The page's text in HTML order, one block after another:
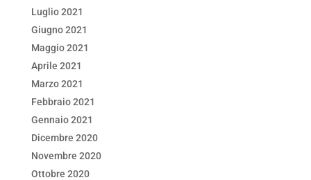
Luglio 2021
Giugno 2021
Maggio 2021
Aprile 2021
Marzo 2021
Febbraio 2021
Gennaio 2021
Dicembre 2020
Novembre 2020
Ottobre 2020